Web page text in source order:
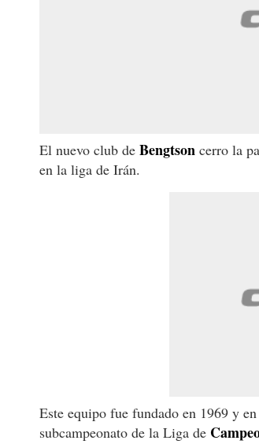
El nuevo club de Bengtson cerro la
en la liga de Irán.
Este equipo fue fundado en 1969 y
subcampeonato de la Liga de